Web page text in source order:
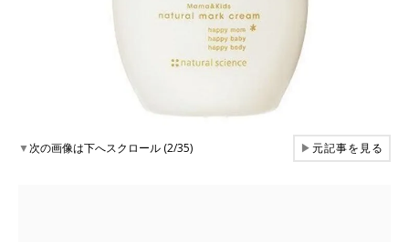
▼次の画像は下へスクロール (2/35) ▶元記事を見る